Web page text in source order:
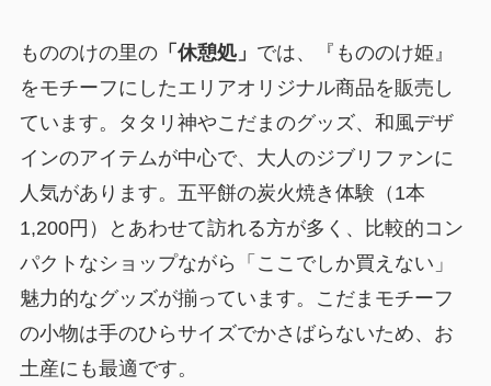
もののけの里の「休憩処」 では、『もののけ姫』
をモチーフにしたエリアオリジナル商品を販売し
ています。タタリ神やこだまのグッズ、和風デザ
インのアイテムが中心で、大人のジブリファンに
人気があります。五平餅の炭火焼き体験（1本
1,200円）とあわせて訪れる方が多く、比較的コン
パクトなショップながら「ここでしか買えない」
魅力的なグッズが揃っています。こだまモチーフ
の小物は手のひらサイズでかさばらないため、お
土産にも最適です。